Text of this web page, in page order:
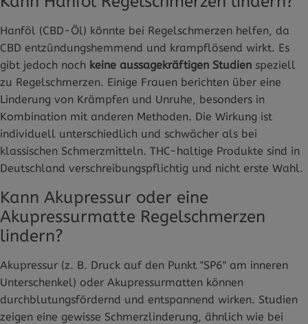
Hanföl (CBD-Öl) könnte bei Regelschmerzen helfen, da
CBD entzündungshemmend und krampflösend wirkt. Es
gibt jedoch noch keine aussagekräftigen Studien speziell
zu Regelschmerzen. Einige Frauen berichten über eine
Linderung von Krämpfen und Unruhe, besonders in
Kombination mit anderen Methoden. Die Wirkung ist
individuell unterschiedlich und schwächer als bei
klassischen Schmerzmitteln. THC-haltige Produkte sind in
Deutschland verschreibungspflichtig und nicht erste Wahl.
Kann Akupressur oder eine
Akupressurmatte Regelschmerzen
lindern?
Akupressur (z. B. Druck auf den Punkt "SP6" am inneren
Unterschenkel) oder Akupressurmatten können
durchblutungsfördernd und entspannend wirken. Studien
zeigen eine gewisse Schmerzlinderung, ähnlich wie bei